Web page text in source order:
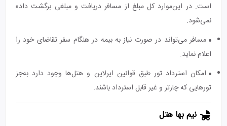
است. در این‌موارد کل مبلغ از مسافر دریافت و مبلغی برگشت داده
نمی‌شود.
مسافر می‌تواند در صورت نیاز به بیمه در هنگام سفر تقاضای خود را
اعلام نماید.
امکان استرداد تور طبق قوانین ایرلاین و هتل‌ها وجود دارد به‌جز
تورهایی که چارتر و غیر قابل استرداد باشند.
نیم بها هتل